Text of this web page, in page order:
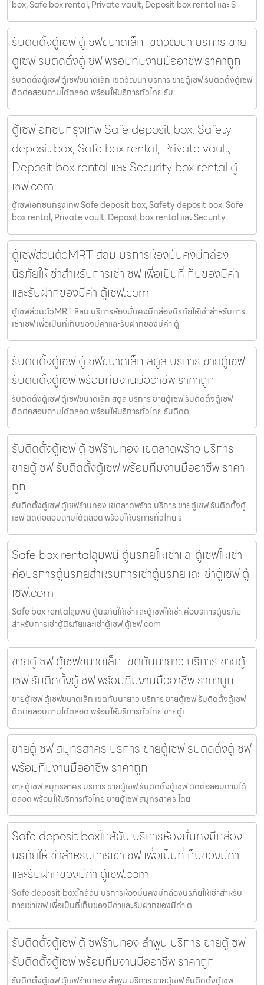
box, Safe box rental, Private vault, Deposit box rental และ S
รับติดตั้งตู้เซฟ ตู้เซฟขนาดเล็ก เขตวัฒนา บริการ ขาย
ตู้เซฟ รับติดตั้งตู้เซฟ พร้อมทีมงานมืออาชีพ ราคาถูก
รับติดตั้งตู้เซฟ ตู้เซฟขนาดเล็ก เขตวัฒนา บริการ ขายตู้เซฟ รับติดตั้งตู้เซฟ
ติดต่อสอบถามได้ตลอด พร้อมให้บริการทั่วไทย รับ
ตู้เซฟเอกชนกรุงเทพ Safe deposit box, Safety
deposit box, Safe box rental, Private vault,
Deposit box rental และ Security box rental ตู้
เซฟ.com
ตู้เซฟเอกชนกรุงเทพ Safe deposit box, Safety deposit box, Safe
box rental, Private vault, Deposit box rental และ Security
ตู้เซฟส่วนตัวMRT สีลม บริการห้องมั่นคงมีกล่อง
นิรภัยให้เช่าสำหรับการเช่าเซฟ เพื่อเป็นที่เก็บของมีค่า
และรับฝากของมีค่า ตู้เซฟ.com
ตู้เซฟส่วนตัวMRT สีลม บริการห้องมั่นคงมีกล่องนิรภัยให้เช่าสำหรับการ
เช่าเซฟ เพื่อเป็นที่เก็บของมีค่าและรับฝากของมีค่า ตู้
รับติดตั้งตู้เซฟ ตู้เซฟขนาดเล็ก สตูล บริการ ขายตู้เซฟ
รับติดตั้งตู้เซฟ พร้อมทีมงานมืออาชีพ ราคาถูก
รับติดตั้งตู้เซฟ ตู้เซฟขนาดเล็ก สตูล บริการ ขายตู้เซฟ รับติดตั้งตู้เซฟ
ติดต่อสอบถามได้ตลอด พร้อมให้บริการทั่วไทย รับติดต
รับติดตั้งตู้เซฟ ตู้เซฟร้านทอง เขตลาดพร้าว บริการ
ขายตู้เซฟ รับติดตั้งตู้เซฟ พร้อมทีมงานมืออาชีพ ราคา
ถูก
รับติดตั้งตู้เซฟ ตู้เซฟร้านทอง เขตลาดพร้าว บริการ ขายตู้เซฟ รับติดตั้งตู้
เซฟ ติดต่อสอบถามได้ตลอด พร้อมให้บริการทั่วไทย ร
Safe box rentalลุมพินี ตู้นิรภัยให้เช่าและตู้เซฟให้เช่า
คือบริการตู้นิรภัยสำหรับการเช่าตู้นิรภัยและเช่าตู้เซฟ ตู้
เซฟ.com
Safe box rentalลุมพินี ตู้นิรภัยให้เช่าและตู้เซฟให้เช่า คือบริการตู้นิรภัย
สำหรับการเช่าตู้นิรภัยและเช่าตู้เซฟ ตู้เซฟ.com
ขายตู้เซฟ ตู้เซฟขนาดเล็ก เขตคันนายาว บริการ ขายตู้
เซฟ รับติดตั้งตู้เซฟ พร้อมทีมงานมืออาชีพ ราคาถูก
ขายตู้เซฟ ตู้เซฟขนาดเล็ก เขตคันนายาว บริการ ขายตู้เซฟ รับติดตั้งตู้เซฟ
ติดต่อสอบถามได้ตลอด พร้อมให้บริการทั่วไทย ขายตู้เ
ขายตู้เซฟ สมุทรสาคร บริการ ขายตู้เซฟ รับติดตั้งตู้เซฟ
พร้อมทีมงานมืออาชีพ ราคาถูก
ขายตู้เซฟ สมุทรสาคร บริการ ขายตู้เซฟ รับติดตั้งตู้เซฟ ติดต่อสอบถามได้
ตลอด พร้อมให้บริการทั่วไทย ขายตู้เซฟ สมุทรสาคร โดย
Safe deposit boxใกล้ฉัน บริการห้องมั่นคงมีกล่อง
นิรภัยให้เช่าสำหรับการเช่าเซฟ เพื่อเป็นที่เก็บของมีค่า
และรับฝากของมีค่า ตู้เซฟ.com
Safe deposit boxใกล้ฉัน บริการห้องมั่นคงมีกล่องนิรภัยให้เช่าสำหรับ
การเช่าเซฟ เพื่อเป็นที่เก็บของมีค่าและรับฝากของมีค่า ต
รับติดตั้งตู้เซฟ ตู้เซฟร้านทอง ลำพูน บริการ ขายตู้เซฟ
รับติดตั้งตู้เซฟ พร้อมทีมงานมืออาชีพ ราคาถูก
รับติดตั้งตู้เซฟ ตู้เซฟร้านทอง ลำพูน บริการ ขายตู้เซฟ รับติดตั้งตู้เซฟ